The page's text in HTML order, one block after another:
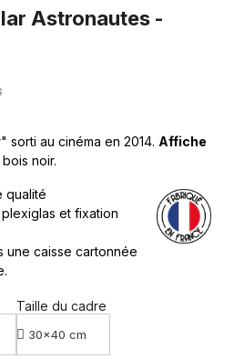
Astronautes -
sorti au cinéma en 2014. Affiche
noir.
qualité
et fixation
une caisse cartonnée
Taille du cadre